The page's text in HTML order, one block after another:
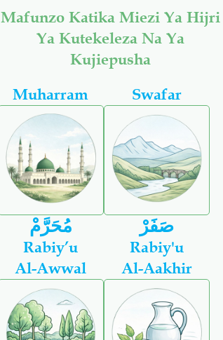
Mafunzo Katika Miezi Ya Hijri
Ya Kutekeleza Na Ya
Kujiepusha
Muharram
مُحَرَّمْ
Swafar
صَفَرْ
Rabiy’u
Al-Awwal
Rabiy'u
Al-Aakhir